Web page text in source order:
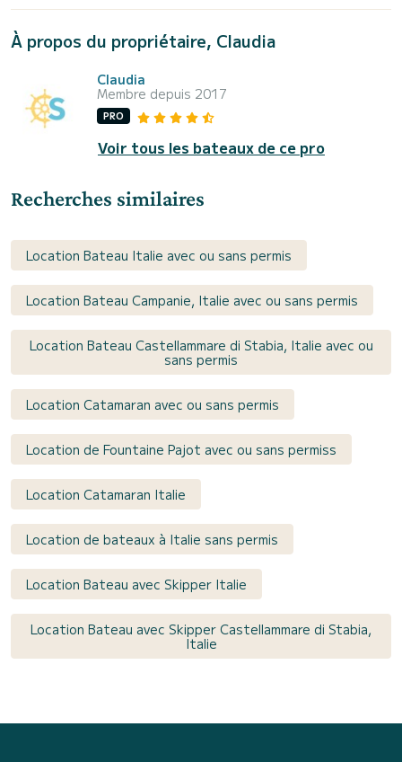
À propos du propriétaire, Claudia
Claudia
Membre depuis 2017
PRO
Voir tous les bateaux de ce pro
Recherches similaires
Location Bateau Italie avec ou sans permis
Location Bateau Campanie, Italie avec ou sans permis
Location Bateau Castellammare di Stabia, Italie avec ou
sans permis
Location Catamaran avec ou sans permis
Location de Fountaine Pajot avec ou sans permiss
Location Catamaran Italie
Location de bateaux à Italie sans permis
Location Bateau avec Skipper Italie
Location Bateau avec Skipper Castellammare di Stabia,
Italie